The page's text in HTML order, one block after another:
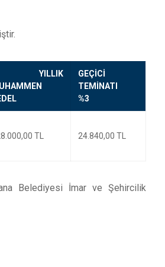
YILLIK
GEÇİCİ
TEMİNATI
%3
TL 24.840,00 TL
Belediyesi İmar ve Şehircilik